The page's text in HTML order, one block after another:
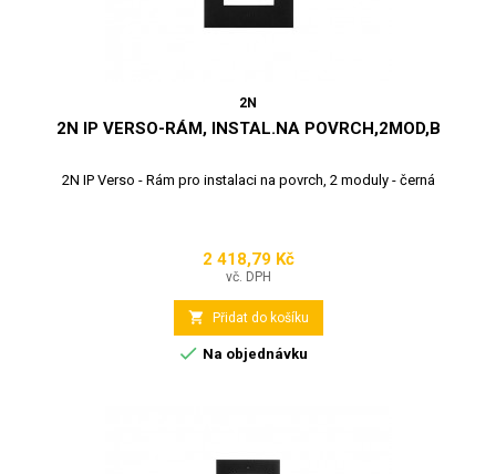
2N
2N IP VERSO-RÁM, INSTAL.NA POVRCH,2MOD,B
2N IP Verso - Rám pro instalaci na povrch, 2 moduly - černá
Cena
2 418,79 Kč
vč. DPH
 Přidat do košíku
 Na objednávku